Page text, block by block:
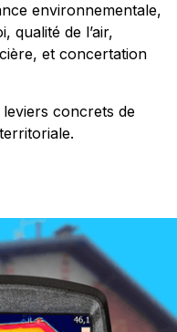
environnementale,
qualité de l’air,
et concertation
concrets de